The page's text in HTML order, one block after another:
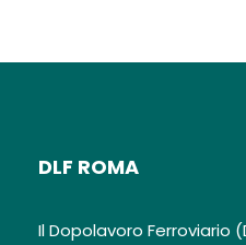
DLF ROMA
Il Dopolavoro Ferroviario